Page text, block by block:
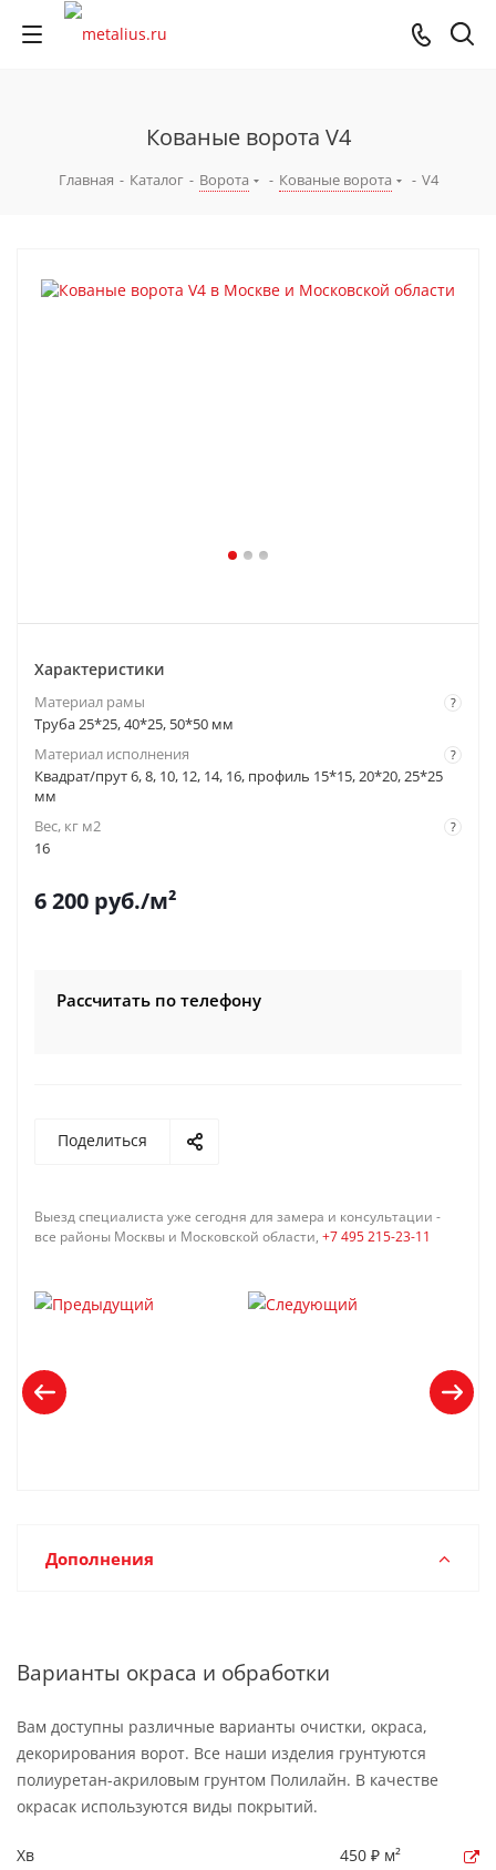
Кованые ворота V4
Главная - Каталог - Ворота - Кованые ворота - V4
Характеристики
?
Материал рамы
Труба 25*25, 40*25, 50*50 мм
?
Материал исполнения
Квадрат/прут 6, 8, 10, 12, 14, 16, профиль 15*15, 20*20, 25*25
мм
?
Вес, кг м2
16
6 200 руб./м²
Рассчитать по телефону
Поделиться
Выезд специалиста уже сегодня для замера и консультации -
все районы Москвы и Московской области, +7 495 215-23-11
Дополнения
Варианты окраса и обработки
Вам доступны различные варианты очистки, окраса,
декорирования ворот. Все наши изделия грунтуются
полиуретан-акриловым грунтом Полилайн. В качестве
окрасак используются виды покрытий.
Хв
450 ₽ м²